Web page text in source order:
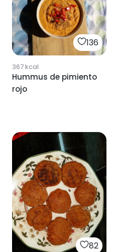
136
367kcal
Hummus de pimiento
rojo
82